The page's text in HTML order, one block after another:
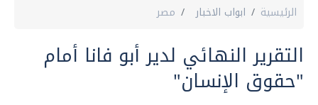
الرئيسية ابواب الاخبار مصر
التقرير النهائي لدير أبو فانا أمام
"حقوق الإنسان"